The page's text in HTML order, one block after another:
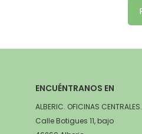
ENCUÉNTRANOS EN
ALBERIC. OFICINAS CENTRALES.
Calle Botigues 11, bajo